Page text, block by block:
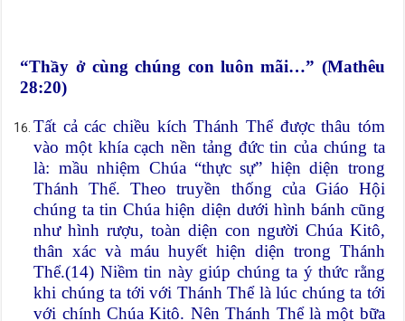
“Thầy ở cùng chúng con luôn mãi…” (Mathêu
28:20)
Tất cả các chiều kích Thánh Thể được thâu tóm
vào một khía cạch nền tảng đức tin của chúng ta
là: mầu nhiệm Chúa “thực sự” hiện diện trong
Thánh Thể. Theo truyền thống của Giáo Hội
chúng ta tin Chúa hiện diện dưới hình bánh cũng
như hình rượu, toàn diện con người Chúa Kitô,
thân xác và máu huyết hiện diện trong Thánh
Thể.(14) Niềm tin này giúp chúng ta ý thức rằng
khi chúng ta tới với Thánh Thể là lúc chúng ta tới
với chính Chúa Kitô. Nên Thánh Thể là một bữa